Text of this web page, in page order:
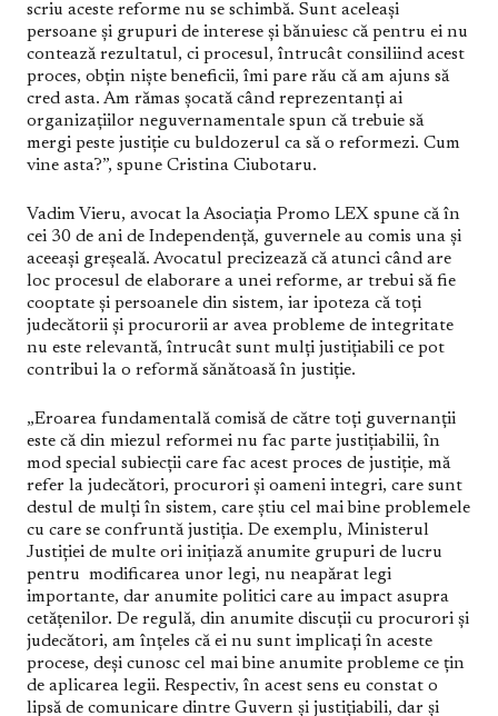
scriu aceste reforme nu se schimbă. Sunt aceleași
persoane și grupuri de interese și bănuiesc că pentru ei nu
contează rezultatul, ci procesul, întrucât consiliind acest
proces, obțin niște beneficii, îmi pare rău că am ajuns să
cred asta. Am rămas șocată când reprezentanți ai
organizațiilor neguvernamentale spun că trebuie să
mergi peste justiție cu buldozerul ca să o reformezi. Cum
vine asta?”, spune Cristina Ciubotaru.
Vadim Vieru, avocat la Asociația Promo LEX spune că în
cei 30 de ani de Independență, guvernele au comis una și
aceeași greșeală. Avocatul precizează că atunci când are
loc procesul de elaborare a unei reforme, ar trebui să fie
cooptate și persoanele din sistem, iar ipoteza că toți
judecătorii și procurorii ar avea probleme de integritate
nu este relevantă, întrucât sunt mulți justițiabili ce pot
contribui la o reformă sănătoasă în justiție.
„Eroarea fundamentală comisă de către toți guvernanții
este că din miezul reformei nu fac parte justițiabilii, în
mod special subiecții care fac acest proces de justiție, mă
refer la judecători, procurori și oameni integri, care sunt
destul de mulți în sistem, care știu cel mai bine problemele
cu care se confruntă justiția. De exemplu, Ministerul
Justiției de multe ori inițiază anumite grupuri de lucru
pentru modificarea unor legi, nu neapărat legi
importante, dar anumite politici care au impact asupra
cetățenilor. De regulă, din anumite discuții cu procurori și
judecători, am înțeles că ei nu sunt implicați în aceste
procese, deși cunosc cel mai bine anumite probleme ce țin
de aplicarea legii. Respectiv, în acest sens eu constat o
lipsă de comunicare dintre Guvern și justițiabili, dar și